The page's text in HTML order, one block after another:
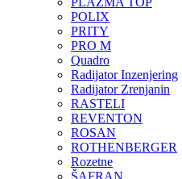
POLIX
PRITY
PRO M
Quadro
Radijator Inzenjering
Radijator Zrenjanin
RASTELI
REVENTON
ROSAN
ROTHENBERGER
Rozetne
ŠAFRAN